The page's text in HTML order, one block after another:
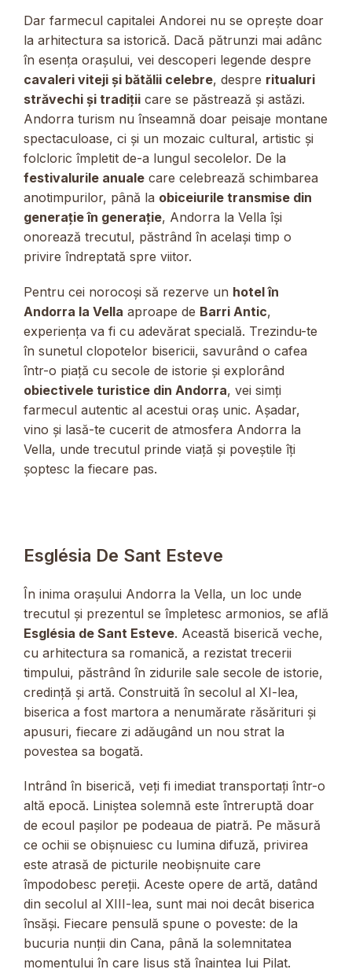
Dar farmecul capitalei Andorei nu se oprește doar
la arhitectura sa istorică. Dacă pătrunzi mai adânc
în esența orașului, vei descoperi legende despre
cavaleri viteji și bătălii celebre, despre ritualuri
străvechi și tradiții care se păstrează și astăzi.
Andorra turism nu înseamnă doar peisaje montane
spectaculoase, ci și un mozaic cultural, artistic și
folcloric împletit de-a lungul secolelor. De la
festivalurile anuale care celebrează schimbarea
anotimpurilor, până la obiceiurile transmise din
generație în generație, Andorra la Vella își
onorează trecutul, păstrând în același timp o
privire îndreptată spre viitor.
Pentru cei norocoși să rezerve un hotel în
Andorra la Vella aproape de Barri Antic,
experiența va fi cu adevărat specială. Trezindu-te
în sunetul clopotelor bisericii, savurând o cafea
într-o piață cu secole de istorie și explorând
obiectivele turistice din Andorra, vei simți
farmecul autentic al acestui oraș unic. Așadar,
vino și lasă-te cucerit de atmosfera Andorra la
Vella, unde trecutul prinde viață și poveștile îți
șoptesc la fiecare pas.
Església De Sant Esteve
În inima orașului Andorra la Vella, un loc unde
trecutul și prezentul se împletesc armonios, se află
Església de Sant Esteve. Această biserică veche,
cu arhitectura sa romanică, a rezistat trecerii
timpului, păstrând în zidurile sale secole de istorie,
credință și artă. Construită în secolul al XI-lea,
biserica a fost martora a nenumărate răsărituri și
apusuri, fiecare zi adăugând un nou strat la
povestea sa bogată.
Intrând în biserică, veți fi imediat transportați într-o
altă epocă. Liniștea solemnă este întreruptă doar
de ecoul pașilor pe podeaua de piatră. Pe măsură
ce ochii se obișnuiesc cu lumina difuză, privirea
este atrasă de picturile neobișnuite care
împodobesc pereții. Aceste opere de artă, datând
din secolul al XIII-lea, sunt mai noi decât biserica
însăși. Fiecare pensulă spune o poveste: de la
bucuria nunții din Cana, până la solemnitatea
momentului în care Iisus stă înaintea lui Pilat.